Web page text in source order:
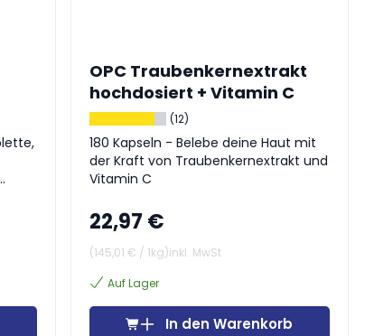
OPC Traubenkernextrakt
hochdosiert + Vitamin C
(12)
180 Kapseln - Belebe deine Haut mit
der Kraft von Traubenkernextrakt und
Vitamin C
22,97 €
(145,01 € / 1kg)inkl. MwSt
Auf Lager
In den Warenkorb